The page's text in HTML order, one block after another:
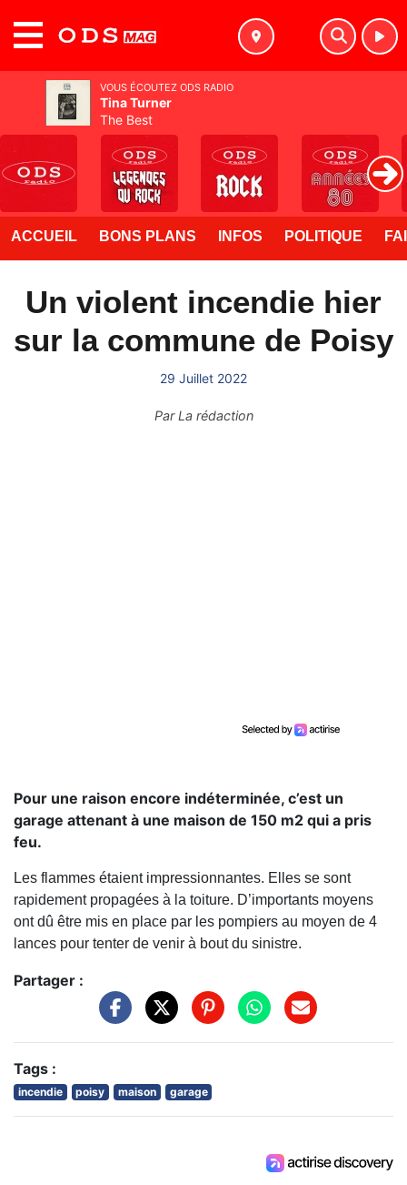
ACCUEIL BONS PLANS INFOS POLITIQUE
Un violent incendie hier
sur la commune de Poisy
29 Juillet 2022
ParLa rédaction
Pour une raison encore indéterminée, c’est un
garage attenant à une maison de 150 m2 qui a pris
feu.
Les flammes étaient impressionnantes. Elles se sont
rapidement propagées à la toiture. D’importants moyens
ont dû être mis en place par les pompiers au moyen de 4
lances pour tenter de venir à bout du sinistre.
Partager :
Tags :
incendie poisy maison garage
VOUS ÉCOUTEZ ODS RADIO
Tina Turner
The Best